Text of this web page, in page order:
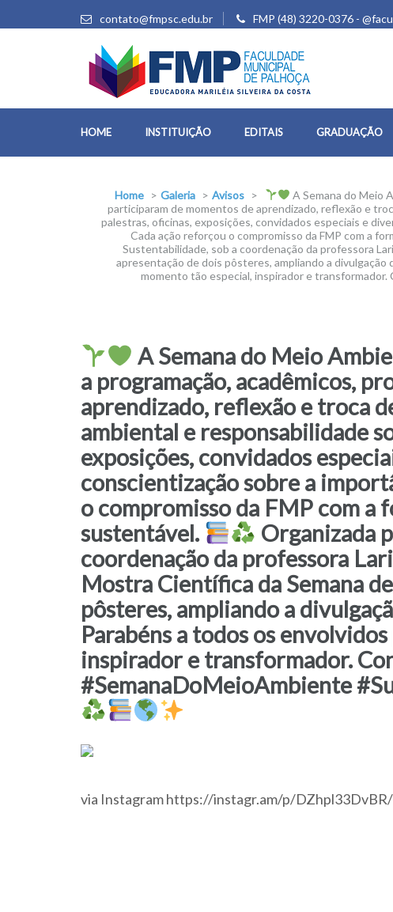
contato@fmpsc.edu.br FMP (48) 3220-0376 -
HOME INSTITUIÇÃO EDITAIS GRADUAÇÃO
Home > Galeria > Avisos >
A Semana do Meio
participaram de momentos de aprendizado, reflexão e
palestras, oficinas, exposições, convidados especiais e
Cada ação reforçou o compromisso da FMP com a
Sustentabilidade, sob a coordenação da professora
apresentação de dois pôsteres, ampliando a
momento tão especial, inspirador e
A Semana do Meio
a programação, acadêmicos,
aprendizado, reflexão e troca
ambiental e responsabilidade
exposições, convidados
conscientização sobre a
o compromisso da FMP com a
sustentável.
Organizada
coordenação da professora
Mostra Científica da Semana
pôsteres, ampliando a
Parabéns a todos os
inspirador e transformador.
#SemanaDoMeioAmbiente
via Instagram https://instagr.am/p/DZhpl33DvBR/